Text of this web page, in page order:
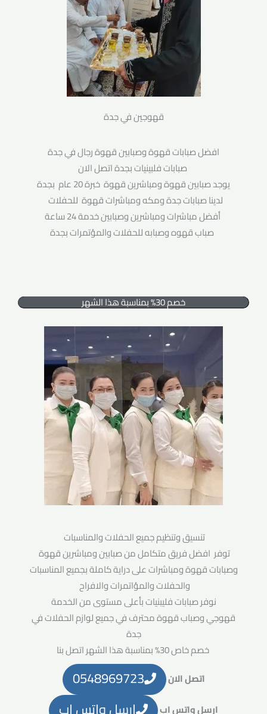
قهوجين في جدة
افضل صبابات قهوة وصبابين قهوة رجال في جدة
صبابات فلبينيات بجدة اتصل الان
يوجد صبابين قهوة ومباشرين قهوة خبرة 20 عام بجدة
لدينا صبابات جدة ومكه ومباشرات قهوة للحفلات
أفضل مباشرات ومباشرين وصبابين خدمة 24 ساعة
صباب قهوه وصبابه للحفلات والمؤتمرات بجدة
خصم 30% بمناسبة هذا الشهر
تنسيق وتنظيم جميع الحفلات والمناسبات
توفر افضل فريق متكامل من صبابين ومباشرين قهوة
وصبابات قهوة ومباشرات على دراية كاملة بجميع المناسبات
والحفلات والمؤاتمرات والافراح
نوفر صبابات فليبنيات بأعلى مستوى من الخدمة
قهوجي وصباب قهوة محترف في جميع لوازم الحفلات في
جدة
خصم خاص 30% بمناسبة هذا الشهر اتصل بنا
اتصل الان
0548969723
ارسل واتس اب